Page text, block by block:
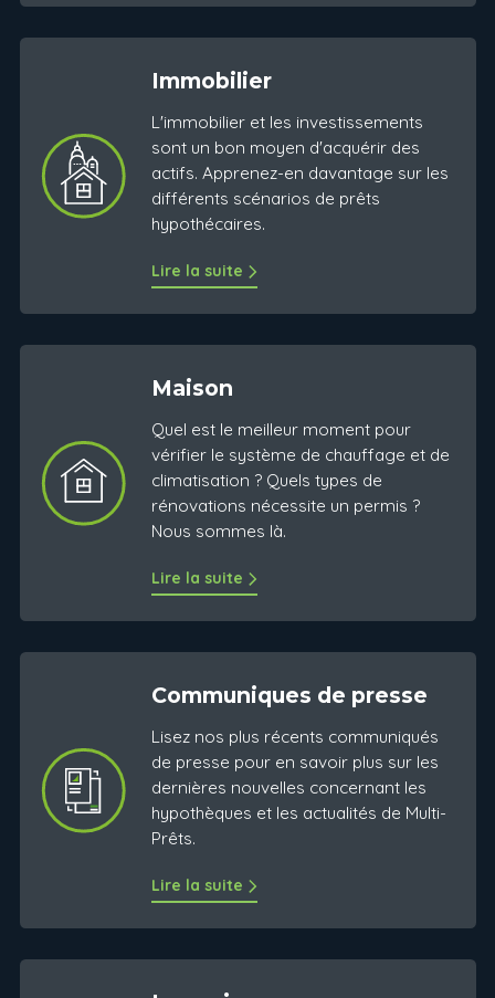
Immobilier
L'immobilier et les investissements
sont un bon moyen d'acquérir des
actifs. Apprenez-en davantage sur les
différents scénarios de prêts
hypothécaires.
Lire la suite
Maison
Quel est le meilleur moment pour
vérifier le système de chauffage et de
climatisation ? Quels types de
rénovations nécessite un permis ?
Nous sommes là.
Lire la suite
Communiques de presse
Lisez nos plus récents communiqués
de presse pour en savoir plus sur les
dernières nouvelles concernant les
hypothèques et les actualités de Multi-
Prêts.
Lire la suite